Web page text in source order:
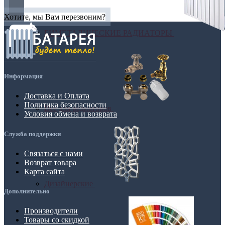
БИМЕТАЛИЧЕСКИЕ РАДИАТОРЫ
Все для радиаторов
Хотите, мы Вам перезвоним?
Информация
Доставка и Оплата
Политика безопасности
Условия обмена и возврата
Служба поддержки
Связаться с нами
Возврат товара
Карта сайта
Дополнительно
Производители
Товары со скидкой